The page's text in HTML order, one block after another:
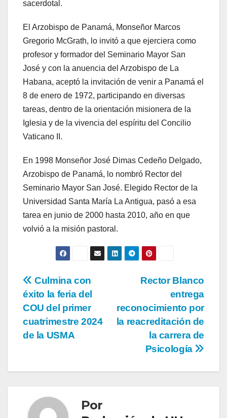
sacerdotal.
El Arzobispo de Panamá, Monseñor Marcos
Gregorio McGrath, lo invitó a que ejerciera como
profesor y formador del Seminario Mayor San
José y con la anuencia del Arzobispo de La
Habana, aceptó la invitación de venir a Panamá el
8 de enero de 1972, participando en diversas
tareas, dentro de la orientación misionera de la
Iglesia y de la vivencia del espíritu del Concilio
Vaticano II.
En 1998 Monseñor José Dimas Cedeño Delgado,
Arzobispo de Panamá, lo nombró Rector del
Seminario Mayor San José. Elegido Rector de la
Universidad Santa María La Antigua, pasó a esa
tarea en junio de 2000 hasta 2010, año en que
volvió a la misión pastoral.
Rector Blanco
entrega
reconocimiento por
la reacreditación de
la carrera de
Psicología
Culmina con
éxito la feria del
COU del primer
cuatrimestre 2024
de la USMA
Por